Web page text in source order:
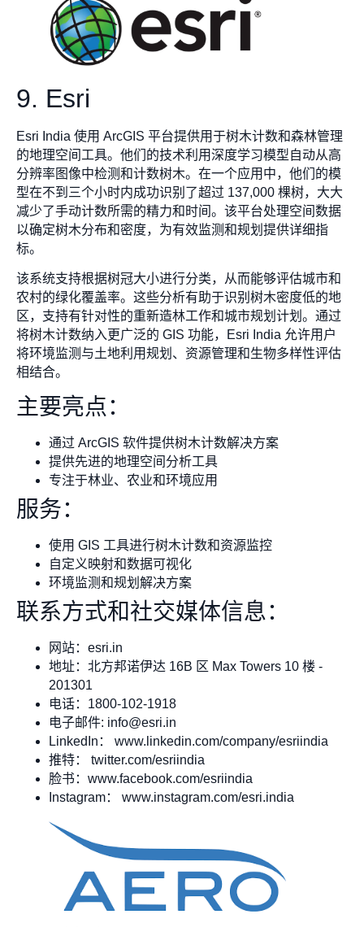
9. Esri
Esri India 使用 ArcGIS 平台提供用于树木计数和森林管理
的地理空间工具。他们的技术利用深度学习模型自动从高
分辨率图像中检测和计数树木。在一个应用中，他们的模
型在不到三个小时内成功识别了超过 137,000 棵树，大大
减少了手动计数所需的精力和时间。该平台处理空间数据
以确定树木分布和密度，为有效监测和规划提供详细指
标。
该系统支持根据树冠大小进行分类，从而能够评估城市和
农村的绿化覆盖率。这些分析有助于识别树木密度低的地
区，支持有针对性的重新造林工作和城市规划计划。通过
将树木计数纳入更广泛的 GIS 功能，Esri India 允许用户
将环境监测与土地利用规划、资源管理和生物多样性评估
相结合。
主要亮点：
通过 ArcGIS 软件提供树木计数解决方案
提供先进的地理空间分析工具
专注于林业、农业和环境应用
服务：
使用 GIS 工具进行树木计数和资源监控
自定义映射和数据可视化
环境监测和规划解决方案
联系方式和社交媒体信息：
网站：esri.in
地址：北方邦诺伊达 16B 区 Max Towers 10 楼 -
201301
电话：1800-102-1918
电子邮件: info@esri.in
LinkedIn： www.linkedin.com/company/esriindia
推特： twitter.com/esriindia
脸书：www.facebook.com/esriindia
Instagram： www.instagram.com/esri.india